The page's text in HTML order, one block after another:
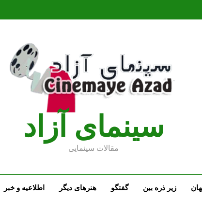
سينماى آزاد
مقالات سينمايى
زیر ذره بین گفتگو هنرهای دیگر اطلاعیه و خبر